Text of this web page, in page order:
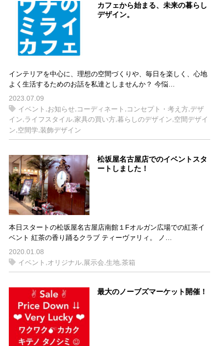
カフェから始まる、未来の暮らし
デザイン。
インテリアを中心に、理想の空間づくりや、毎日を楽しく、心地
よく生活するためのお話を私達としませんか？ 今悩…
2023.07.09
イベント お知らせ コーディネート コンセプト・考え方 デザ
イン,ライフスタイル,家具の買い方,暮らしのデザイン,空間デザイ
ン 空間学 装飾デザイン
松坂屋名古屋店でのイベントスタ
ートしました！
本日スタートの松坂屋名古屋店南館１Fオルガン広場での紅茶イ
ベント 紅茶の香り踊るクラブ ティーヴァリィ。 ノ…
2020.01.08
イベント ,オリジナル,展示会,生地,茶箱
最大のノーブズマーケット開催！